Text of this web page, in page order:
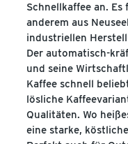
Schnellkaffee an.
anderem aus
industriellen
Der automatisch-
und seine
Kaffee schnell
lösliche
Qualitäten. Wo
eine starke,